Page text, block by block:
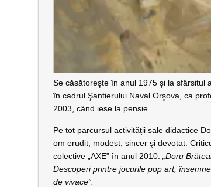
Se căsătoreşte în anul 1975 şi la sfârsitul
în cadrul Şantierului Naval Orşova, ca
2003, când iese la pensie.
Pe tot parcursul activităţii sale didactice
om erudit, modest, sincer şi devotat.
colective „AXE” în anul 2010:
„Doru
Descoperi printre jocurile pop art,
de vivace”.